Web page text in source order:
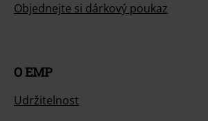
Objednejte si dárkový poukaz
O EMP
Udržitelnost